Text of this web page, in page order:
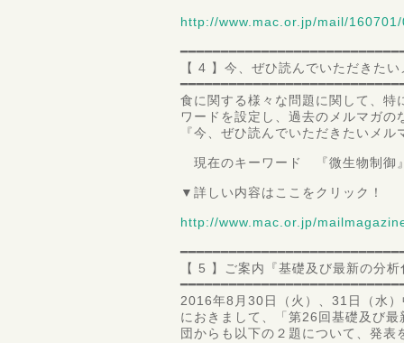
http://www.mac.or.jp/mail/
【 4 】今、ぜひ読んでいただきた
食に関する様々な問題に関して、
ワードを設定し、過去のメルマガ
『今、ぜひ読んでいただきたいメ
現在のキーワード 『微生物制
▼詳しい内容はここをクリック！
http://www.mac.or.jp/
【 5 】ご案内『基礎及び最新の分
2016年8月30日（火）、31日（水
におきまして、「第26回基礎及び
団からも以下の２題について、発